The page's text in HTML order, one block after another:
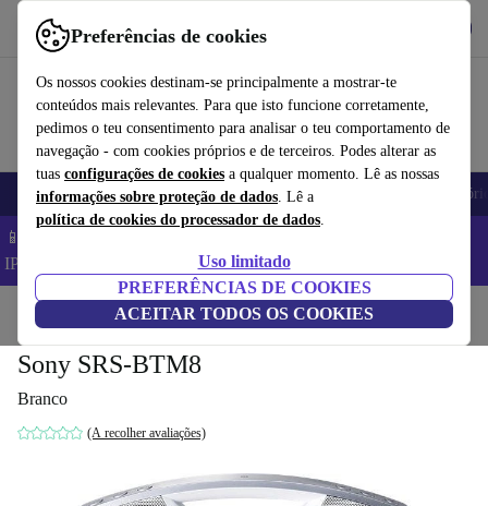
Preferências de cookies
Os nossos cookies destinam-se principalmente a mostrar-te
conteúdos mais relevantes. Para que isto funcione corretamente,
pedimos o teu consentimento para analisar o teu comportamento de
navegação - com cookies próprios e de terceiros. Podes alterar as
tuas configurações de cookies a qualquer momento. Lê as nossas
informações sobre proteção de dados. Lê a
política de cookies do processador de dados.
Uso limitado
PREFERÊNCIAS DE COOKIES
ACEITAR TODOS OS COOKIES
Use o refurbed de forma rápida e fácil
Telemóveis Computadores Portáteis Tablets
📱 Poupa 5% EXTRA em todos os iPhones – Código:
IPHONEDEAL –
Início Áudio Alti-falantes
Sony SRS-BTM8
Branco
(A recolher avaliações)